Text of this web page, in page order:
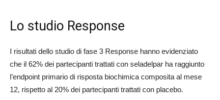
Lo studio Response
I risultati dello studio di fase 3 Response hanno evidenziato
che il 62% dei partecipanti trattati con seladelpar ha raggiunto
l’endpoint primario di risposta biochimica composita al mese
12, rispetto al 20% dei partecipanti trattati con placebo.